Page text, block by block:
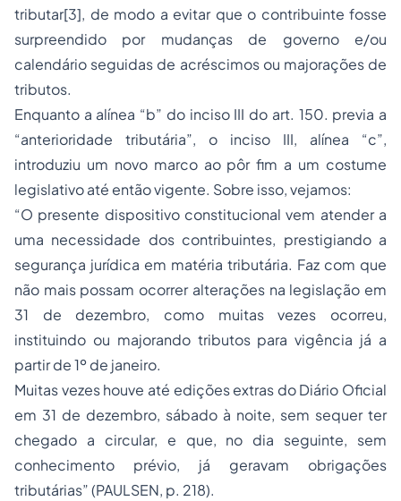
tributar[3], de modo a evitar que o contribuinte fosse
surpreendido por mudanças de governo e/ou
calendário seguidas de acréscimos ou majorações de
tributos.
Enquanto a alínea “b” do inciso III do art. 150. previa a
“anterioridade tributária”, o inciso III, alínea “c”,
introduziu um novo marco ao pôr fim a um costume
legislativo até então vigente. Sobre isso, vejamos:
“O presente dispositivo constitucional vem atender a
uma necessidade dos contribuintes, prestigiando a
segurança jurídica em matéria tributária. Faz com que
não mais possam ocorrer alterações na legislação em
31 de dezembro, como muitas vezes ocorreu,
instituindo ou majorando tributos para vigência já a
partir de 1º de janeiro.
Muitas vezes houve até edições extras do Diário Oficial
em 31 de dezembro, sábado à noite, sem sequer ter
chegado a circular, e que, no dia seguinte, sem
conhecimento prévio, já geravam obrigações
tributárias” (PAULSEN, p. 218).